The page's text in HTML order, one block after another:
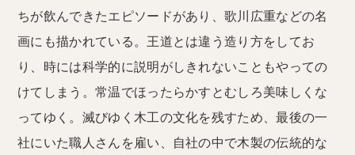
ちが飲んできたエピソードがあり、歌川広重などの名
画にも描かれている。王道とは違う造り方をしてお
り、時には科学的に説明がしきれないこともやっての
けてしまう。常温でほったらかすとむしろ美味しくな
ってゆく。滅びゆく木工の文化を残すため、最後の一
社にいた職人さんを雇い、自社の中で木製の伝統的な